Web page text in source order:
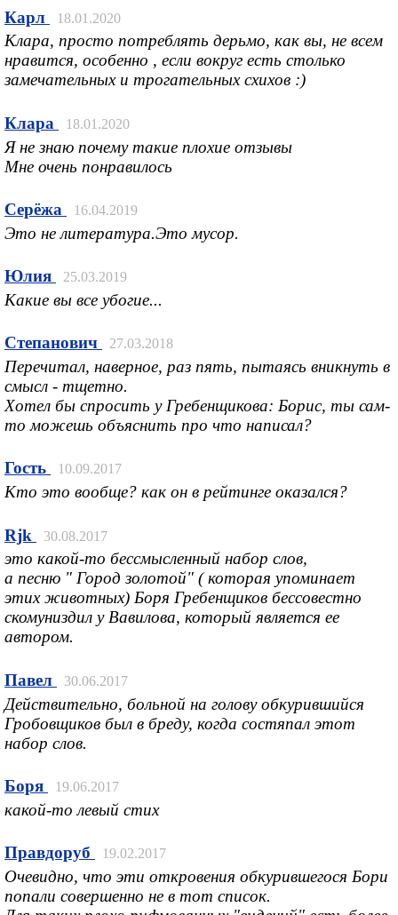
Карл 18.01.2020
Клара, просто потреблять дерьмо, как вы, не всем
нравится, особенно , если вокруг есть столько
замечательных и трогательных схихов :)
Клара 18.01.2020
Я не знаю почему такие плохие отзывы
Мне очень понравилось
Серёжа 16.04.2019
Это не литература.Это мусор.
Юлия 25.03.2019
Какие вы все убогие...
Степанович 27.03.2018
Перечитал, наверное, раз пять, пытаясь вникнуть в
смысл - тщетно.
Хотел бы спросить у Гребенщикова: Борис, ты сам-
то можешь объяснить про что написал?
Гость 10.09.2017
Кто это вообще? как он в рейтинге оказался?
Rjk 30.08.2017
это какой-то бессмысленный набор слов,
а песню " Город золотой" ( которая упоминает
этих животных) Боря Гребенщиков бессовестно
скомуниздил у Вавилова, который является ее
автором.
Павел 30.06.2017
Действительно, больной на голову обкурившийся
Гробовщиков был в бреду, когда состяпал этот
набор слов.
Боря 19.06.2017
какой-то левый стих
Правдоруб 19.02.2017
Очевидно, что эти откровения обкурившегося Бори
попали совершенно не в тот список.